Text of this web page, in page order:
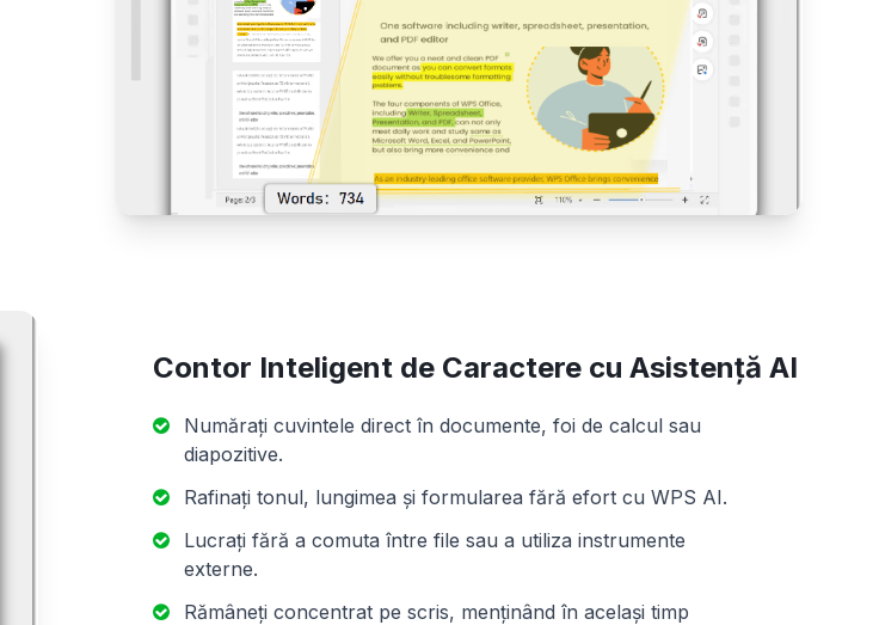
Contor Inteligent de Caractere cu Asistență AI
Numărați cuvintele direct în documente, foi de calcul sau
diapozitive.
Rafinați tonul, lungimea și formularea fără efort cu WPS AI.
Lucrați fără a comuta între file sau a utiliza instrumente
externe.
Rămâneți concentrat pe scris, menținând în același timp